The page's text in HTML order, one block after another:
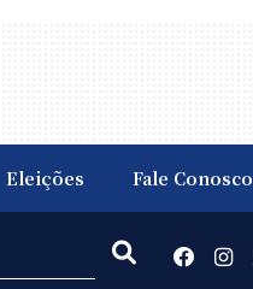
Eleições Fale Conosco